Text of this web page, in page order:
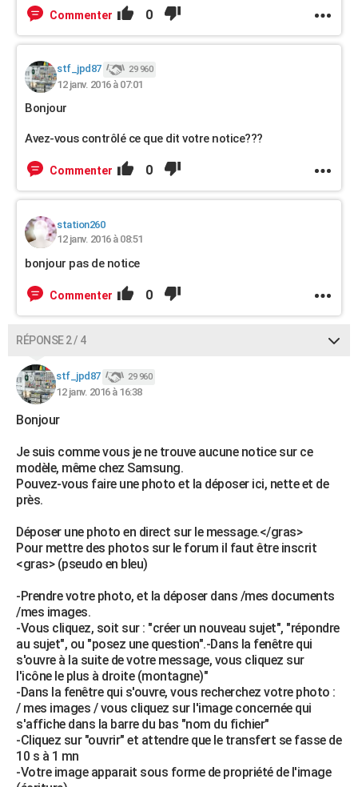
Commenter 0
stf_jpd87 29 960
12 janv. 2016 à 07:01
Bonjour
Avez-vous contrôlé ce que dit votre notice???
Commenter 0
station260
12 janv. 2016 à 08:51
bonjour pas de notice
Commenter 0
RÉPONSE 2 / 4
stf_jpd87 29 960
12 janv. 2016 à 16:38
Bonjour
Je suis comme vous je ne trouve aucune notice sur ce
modèle, même chez Samsung.
Pouvez-vous faire une photo et la déposer ici, nette et de
près.
Déposer une photo en direct sur le message.</gras>
Pour mettre des photos sur le forum il faut être inscrit
<gras> (pseudo en bleu)
-Prendre votre photo, et la déposer dans /mes documents
/mes images.
-Vous cliquez, soit sur : "créer un nouveau sujet", "répondre
au sujet", ou "posez une question".-Dans la fenêtre qui
s'ouvre à la suite de votre message, vous cliquez sur
l'icône le plus à droite (montagne)"
-Dans la fenêtre qui s'ouvre, vous recherchez votre photo :
/ mes images / vous cliquez sur l'image concernée qui
s'affiche dans la barre du bas "nom du fichier"
-Cliquez sur "ouvrir" et attendre que le transfert se fasse de
10 s à 1 mn
-Votre image apparait sous forme de propriété de l'image